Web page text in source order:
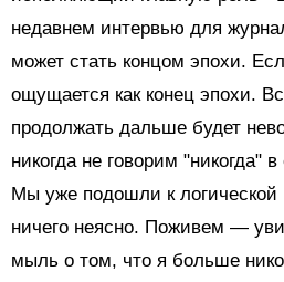
недавнем интервью для
может стать концом эпохи.
ощущается как конец эпохи.
продолжать дальше будет
никогда не говорим "никогда"
Мы уже подошли к логической
ничего неясно. Поживем —
мыль о том, что я больше